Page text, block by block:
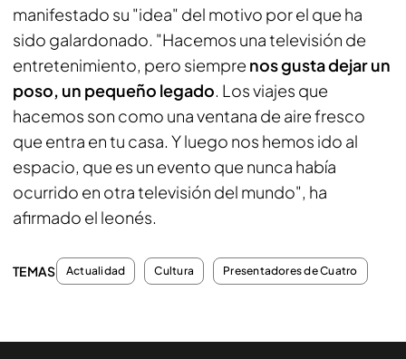
manifestado su "idea" del motivo por el que ha
sido galardonado. "Hacemos una televisión de
entretenimiento, pero siempre nos gusta dejar un
poso, un pequeño legado. Los viajes que
hacemos son como una ventana de aire fresco
que entra en tu casa. Y luego nos hemos ido al
espacio, que es un evento que nunca había
ocurrido en otra televisión del mundo", ha
afirmado el leonés.
TEMAS Actualidad Cultura Presentadores de Cuatro